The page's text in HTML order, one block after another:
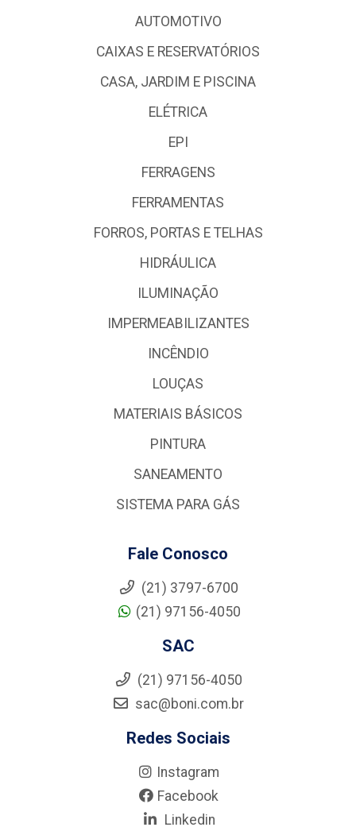
AUTOMOTIVO
CAIXAS E RESERVATÓRIOS
CASA, JARDIM E PISCINA
ELÉTRICA
EPI
FERRAGENS
FERRAMENTAS
FORROS, PORTAS E TELHAS
HIDRÁULICA
ILUMINAÇÃO
IMPERMEABILIZANTES
INCÊNDIO
LOUÇAS
MATERIAIS BÁSICOS
PINTURA
SANEAMENTO
SISTEMA PARA GÁS
Fale Conosco
(21) 3797-6700
(21) 97156-4050
SAC
(21) 97156-4050
sac@boni.com.br
Redes Sociais
Instagram
Facebook
Linkedin